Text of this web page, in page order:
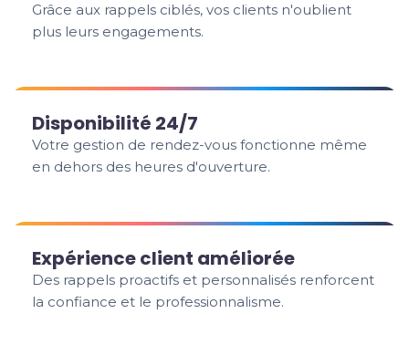
Grâce aux rappels ciblés, vos clients n'oublient
plus leurs engagements.
Disponibilité 24/7
Votre gestion de rendez-vous fonctionne même
en dehors des heures d'ouverture.
Expérience client améliorée
Des rappels proactifs et personnalisés renforcent
la confiance et le professionnalisme.